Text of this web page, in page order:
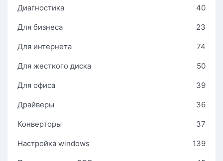
Диагностика 40
Для бизнеса 23
Для интернета 74
Для жесткого диска 50
Для офиса 39
Драйверы 36
Конверторы 37
Настройка windows 139